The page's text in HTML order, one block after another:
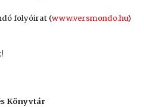
folyóirat (www.versmondo.hu)
Könyvtár